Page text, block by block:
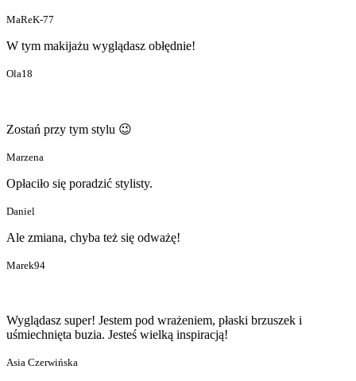
MaReK-77
W tym makijażu wyglądasz obłędnie!
Ola18
Zostań przy tym stylu 😉
Marzena
Opłaciło się poradzić stylisty.
Daniel
Ale zmiana, chyba też się odważę!
Marek94
Wyglądasz super! Jestem pod wrażeniem, płaski brzuszek i
uśmiechnięta buzia. Jesteś wielką inspiracją!
Asia Czerwińska